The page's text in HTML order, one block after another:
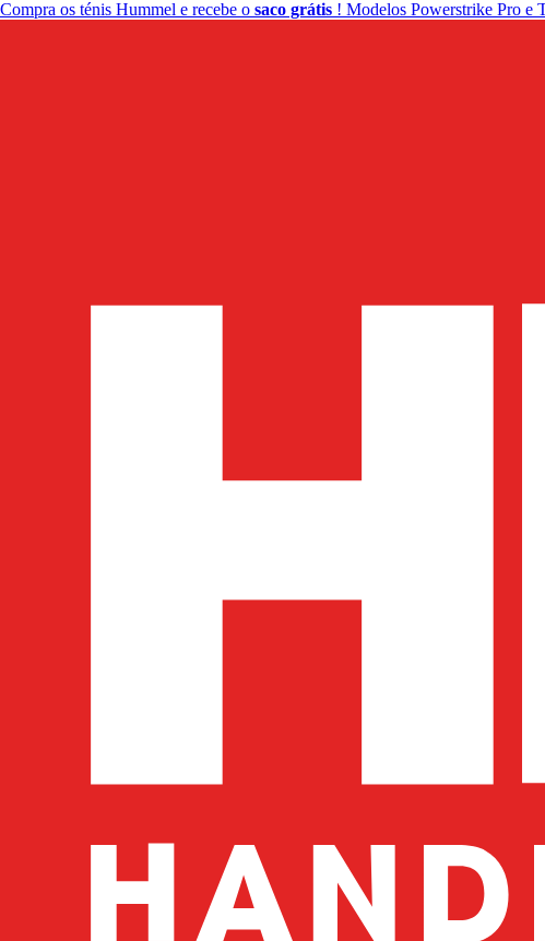
Compra os ténis Hummel e recebe o saco grátis ! Modelos Powerstrike Pro e